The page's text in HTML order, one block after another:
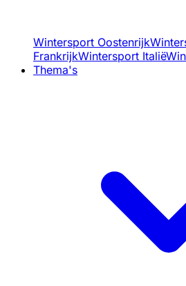
Wintersport Oostenrijk
FrankrijkWintersport Italië
Thema's